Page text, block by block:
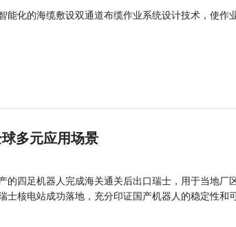
能化的海缆敷设双通道布缆作业系统设计技术，使作
多元应用场景
的四足机器人完成海关通关后出口瑞士，用于当地厂
士核电站成功落地，充分印证国产机器人的稳定性和